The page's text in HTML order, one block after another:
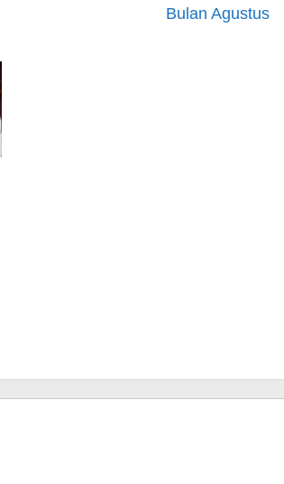
Bulan Agustus